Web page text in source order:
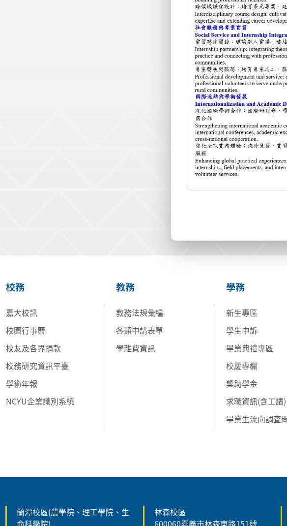
校務
嘉大校訊
校園行事曆
校友及各界捐款
校務研究資訊平臺
學術年報
NCYU企業識別系統
教務
教務法規彙編
各類申請表單
學雜費資訊
學務
新生專區
學生申訴
畢業典禮專區
校慶專欄
獎助學金
求職資訊(含工讀)
畢業生流向調查
蘭潭校區(農學院、理工學院、生
林森校區